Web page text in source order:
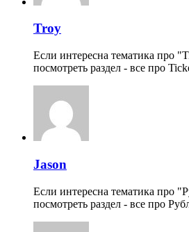
Troy
Если интересна тематика про
посмотреть раздел - все про
Jason
Если интересна тематика про
посмотреть раздел - все про